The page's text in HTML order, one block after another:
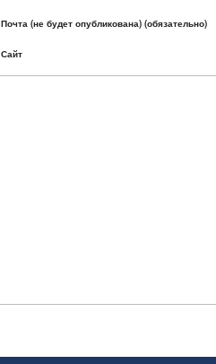
Почта (не будет опубликована) (обязательно)
Сайт